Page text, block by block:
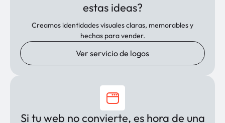
estas ideas?
Creamos identidades visuales claras, memorables y
hechas para vender.
Ver servicio de logos
Si tu web no convierte, es hora de una